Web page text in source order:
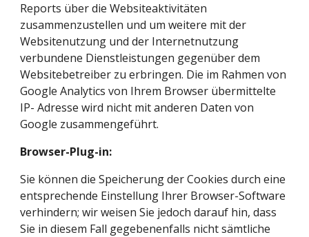
Reports über die Websiteaktivitäten
zusammenzustellen und um weitere mit der
Websitenutzung und der Internetnutzung
verbundene Dienstleistungen gegenüber dem
Websitebetreiber zu erbringen. Die im Rahmen von
Google Analytics von Ihrem Browser übermittelte
IP- Adresse wird nicht mit anderen Daten von
Google zusammengeführt.
Browser-Plug-in:
Sie können die Speicherung der Cookies durch eine
entsprechende Einstellung Ihrer Browser-Software
verhindern; wir weisen Sie jedoch darauf hin, dass
Sie in diesem Fall gegebenenfalls nicht sämtliche